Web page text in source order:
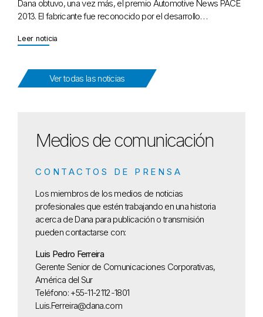
Dana obtuvo, una vez más, el premio Automotive News PACE
2013. El fabricante fue reconocido por el desarrollo…
Leer noticia
Ver todas las noticias
Medios de comunicación
CONTACTOS DE PRENSA
Los miembros de los medios de noticias
profesionales que estén trabajando en una historia
acerca de Dana para publicación o transmisión
pueden contactarse con:
Luis Pedro Ferreira
Gerente Senior de Comunicaciones Corporativas,
América del Sur
Teléfono: +55-11-2112-1801
Luis.Ferreira@dana.com